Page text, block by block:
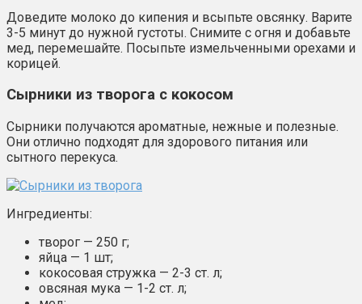
Доведите молоко до кипения и всыпьте овсянку. Варите
3-5 минут до нужной густоты. Снимите с огня и добавьте
мед, перемешайте. Посыпьте измельченными орехами и
корицей.
Сырники из творога с кокосом
Сырники получаются ароматные, нежные и полезные.
Они отлично подходят для здорового питания или
сытного перекуса.
Ингредиенты:
творог — 250 г;
яйца — 1 шт;
кокосовая стружка — 2-3 ст. л;
овсяная мука — 1-2 ст. л;